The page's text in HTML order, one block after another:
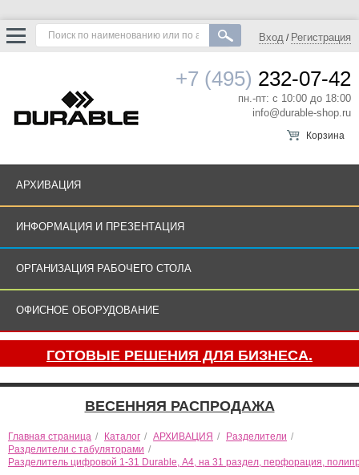
Вход / Регистрация
+7 (495) 232-07-42
пн.-пт: с 10:00 до 18:00
info@durable-shop.ru
Корзина
АРХИВАЦИЯ
ИНФОРМАЦИЯ И ПРЕЗЕНТАЦИЯ
ОРГАНИЗАЦИЯ РАБОЧЕГО СТОЛА
ОФИСНОЕ ОБОРУДОВАНИЕ
ГОТОВЫЕ РЕШЕНИЯ ДЛЯ БИЗНЕСА.
ВЕСЕННЯЯ РАСПРОДАЖА
Главная страница / Каталог / АРХИВАЦИЯ / Разделители /
Разделители с табуляторами /
Разделитель цифровой 1-31 Durable, А4, на 31 раздел, перфорация,